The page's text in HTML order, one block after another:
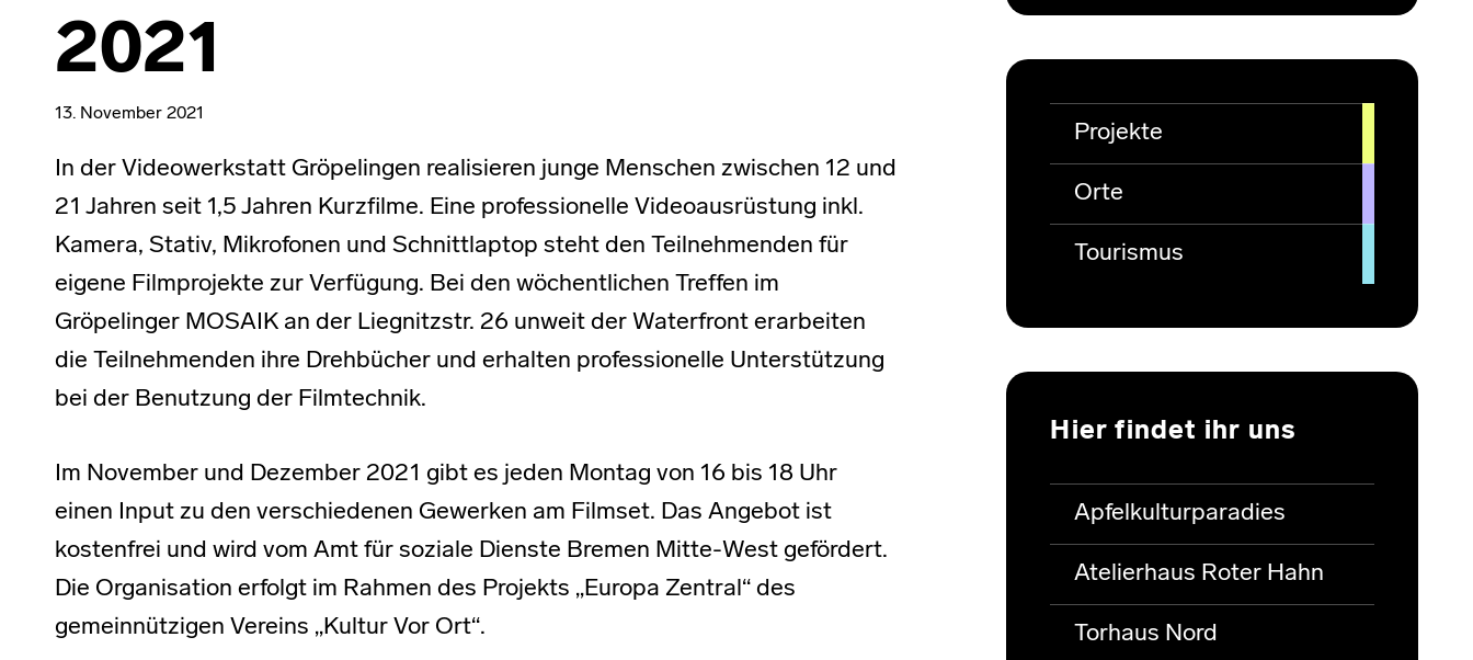
2021
13. November 2021
In der Videowerkstatt Gröpelingen realisieren junge Menschen zwischen 12 und
21 Jahren seit 1,5 Jahren Kurzfilme. Eine professionelle Videoausrüstung inkl.
Kamera, Stativ, Mikrofonen und Schnittlaptop steht den Teilnehmenden für
eigene Filmprojekte zur Verfügung. Bei den wöchentlichen Treffen im
Gröpelinger MOSAIK an der Liegnitzstr. 26 unweit der Waterfront erarbeiten
die Teilnehmenden ihre Drehbücher und erhalten professionelle Unterstützung
bei der Benutzung der Filmtechnik.
Im November und Dezember 2021 gibt es jeden Montag von 16 bis 18 Uhr
einen Input zu den verschiedenen Gewerken am Filmset. Das Angebot ist
kostenfrei und wird vom Amt für soziale Dienste Bremen Mitte-West gefördert.
Die Organisation erfolgt im Rahmen des Projekts „Europa Zentral“ des
gemeinnützigen Vereins „Kultur Vor Ort“.
Projekte
Orte
Tourismus
Hier findet ihr uns
Apfelkulturparadies
Atelierhaus Roter Hahn
Torhaus Nord